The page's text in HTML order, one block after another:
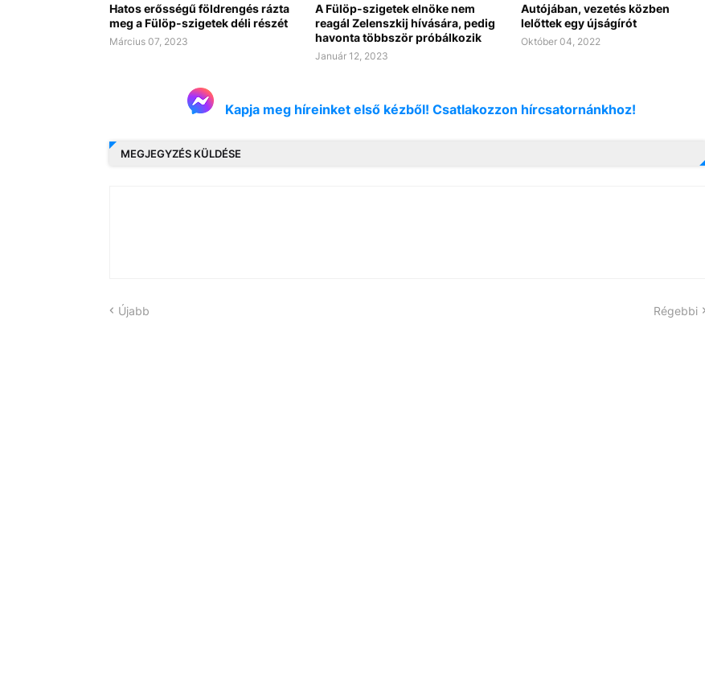
Hatos erősségű földrengés rázta
meg a Fülöp-szigetek déli részét
Március 07, 2023
A Fülöp-szigetek elnöke nem
reagál Zelenszkij hívására, pedig
havonta többször próbálkozik
Január 12, 2023
Autójában, vezetés közben
lelőttek egy újságírót
Október 04, 2022
Kapja meg híreinket első kézből! Csatlakozzon hírcsatornánkhoz!
MEGJEGYZÉS KÜLDÉSE
Újabb Régebbi